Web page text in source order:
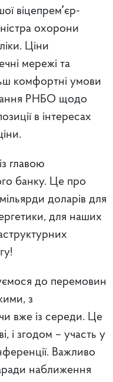
віцепремʼєр-
охорони
Ціни
мережі та
комфортні умови
РНБО щодо
в інтересах
главою
банку. Це про
доларів для
для наших
до перемовин
з
вже із середи. Це
і згодом – участь у
Важливо
наближення